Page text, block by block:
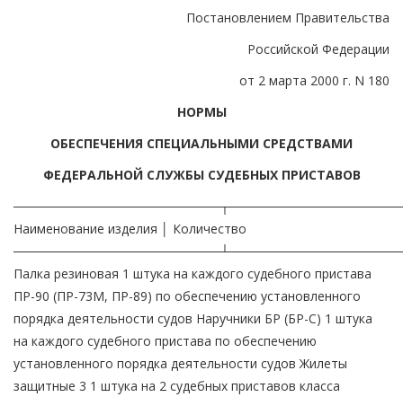
Постановлением Правительства
Российской Федерации
от 2 марта 2000 г. N 180
НОРМЫ
ОБЕСПЕЧЕНИЯ СПЕЦИАЛЬНЫМИ СРЕДСТВАМИ
ФЕДЕРАЛЬНОЙ СЛУЖБЫ СУДЕБНЫХ ПРИСТАВОВ
Наименование изделия │ Количество
Палка резиновая 1 штука на каждого судебного пристава
ПР-90 (ПР-73М, ПР-89) по обеспечению установленного
порядка деятельности судов Наручники БР (БР-С) 1 штука
на каждого судебного пристава по обеспечению
установленного порядка деятельности судов Жилеты
защитные 3 1 штука на 2 судебных приставов класса